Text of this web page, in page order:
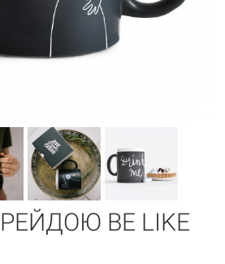
BE LIKE